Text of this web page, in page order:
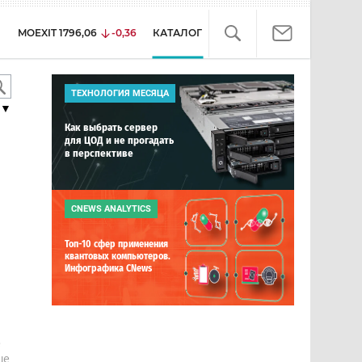
MOEXIT 1796,06 -0,36 КАТАЛОГ
▼
ТЕХНОЛОГИЯ МЕСЯЦА
Как выбрать сервер
для ЦОД и не прогадать
в перспективе
CNEWS ANALYTICS
Топ-10 сфер применения
квантовых компьютеров.
Инфографика CNews